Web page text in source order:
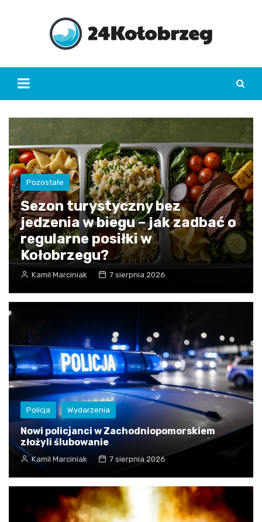
Pozostałe
Sezon turystyczny bez
jedzenia w biegu – jak zadbać o
regularne posiłki w
Kołobrzegu?
Kamil Marciniak 7 sierpnia 2026
Policja Wydarzenia
Nowi policjanci w Zachodniopomorskiem
złożyli ślubowanie
Kamil Marciniak 7 sierpnia 2026